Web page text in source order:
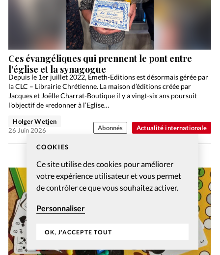
COOKIES
Ce site utilise des cookies pour améliorer
votre expérience utilisateur et vous permet
de contrôler ce que vous souhaitez activer.
Personnaliser
OK, J'ACCEPTE TOUT
Actualité internationale
Ces évangéliques qui prennent le pont entre
l’église et la synagogue
Depuis le 1er juillet 2022, Emeth-Editions est désormais gérée par
la CLC – Librairie Chrétienne. La maison d’éditions créée par
Jacques et Joëlle Charrat-Boutique il y a vingt-six ans poursuit
l’objectif de «redonner à l’Eglise…
Holger Wetjen
26 Juin 2026
Abonnés